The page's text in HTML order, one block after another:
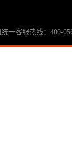
一客服热线：400-